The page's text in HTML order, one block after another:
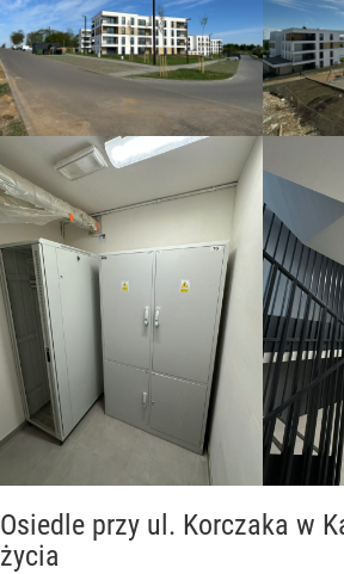
Osiedle przy ul. Korczaka w
życia